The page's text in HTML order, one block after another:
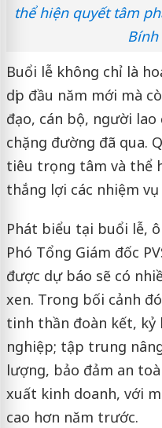
thể hiện quyết tâm
Bính
Buổi lễ không chỉ là
dịp đầu năm mới mà
đạo, cán bộ, người lao
chặng đường đã qua.
tiêu trọng tâm và thể
thắng lợi các nhiệm
Phát biểu tại buổi lễ,
Phó Tổng Giám đốc
được dự báo sẽ có
xen. Trong bối cảnh
tinh thần đoàn kết, kỷ
nghiệp; tập trung
lượng, bảo đảm an
xuất kinh doanh, với
cao hơn năm trước.